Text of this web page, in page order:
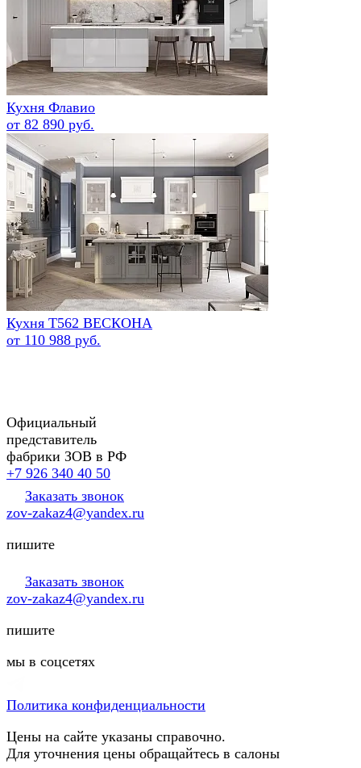
Кухня Флавио
от 82 890 руб.
Кухня Т562 ВЕСКОНА
от 110 988 руб.
Официальный
представитель
фабрики ЗОВ в РФ
+7 926 340 40 50
Заказать звонок
zov-zakaz4@yandex.ru
пишите
Заказать звонок
zov-zakaz4@yandex.ru
пишите
мы в соцсетях
Политика конфиденциальности
Цены на сайте указаны справочно.
Для уточнения цены обращайтесь в салоны